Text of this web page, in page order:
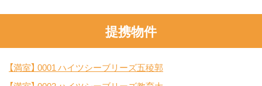
提携物件
【満室】 0001 ハイツシーブリーズ五稜郭